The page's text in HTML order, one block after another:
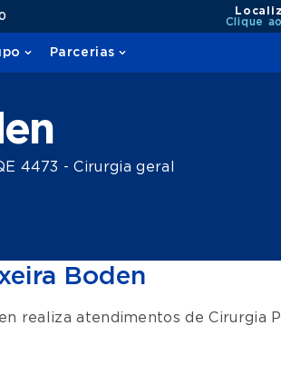
Clique
Parcerias
4473 - Cirurgia geral
Boden
realiza atendimentos deCirurgia